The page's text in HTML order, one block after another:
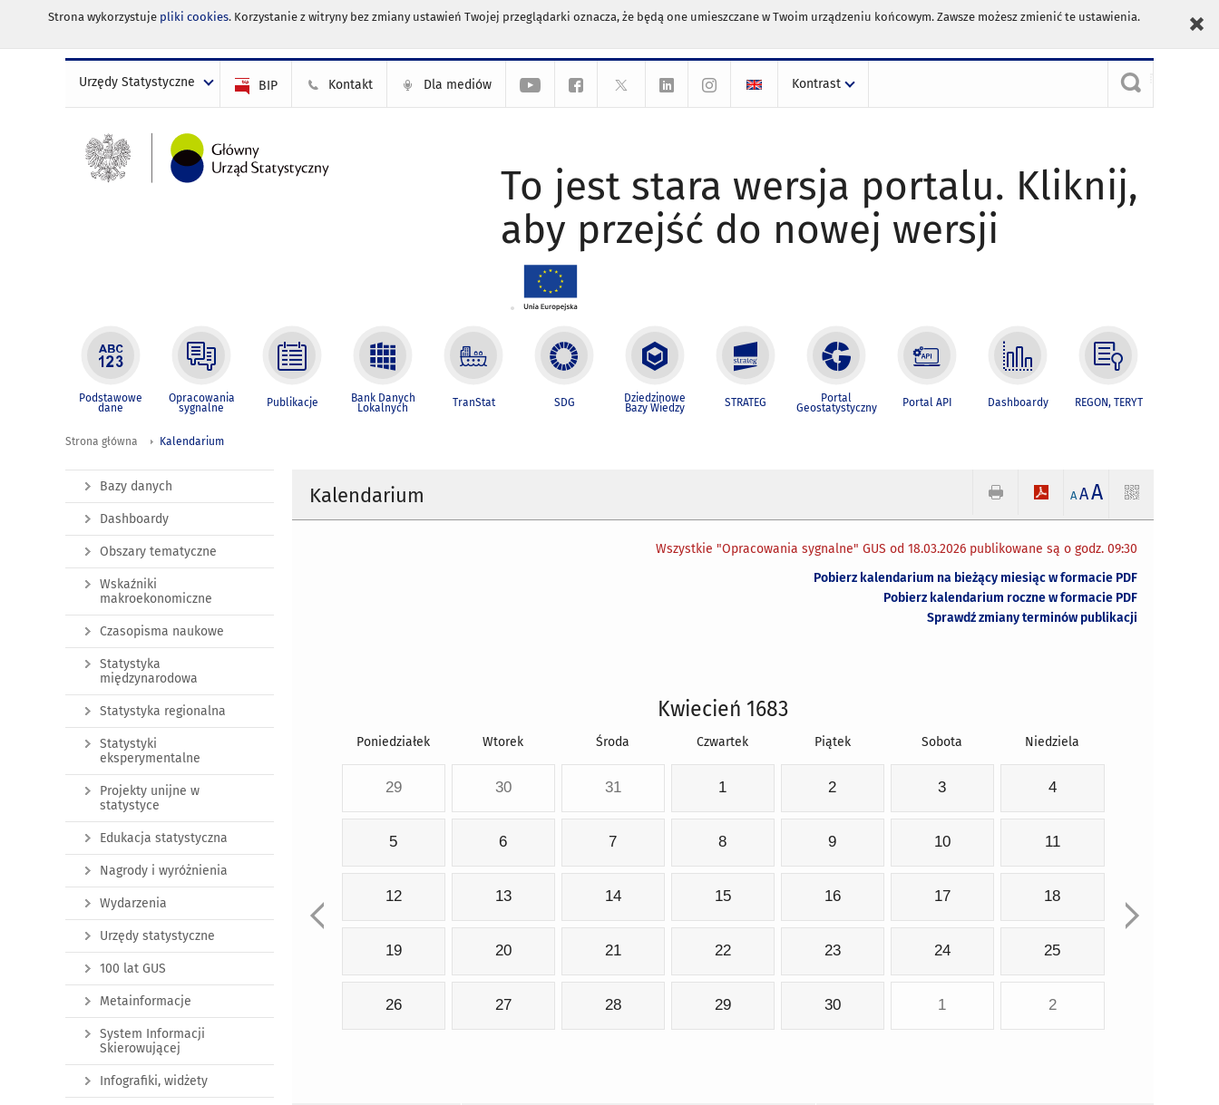
Strona wykorzystuje pliki cookies. Korzystanie z witryny bez zmiany ustawień Twojej przeglądarki oznacza, że będą one umieszczane w Twoim urządzeniu końcowym. Zawsze możesz zmienić te ustawienia.
Urzędy Statystyczne BIP Kontakt Dla mediów Kontrast
To jest stara wersja portalu. Kliknij,
aby przejść do nowej wersji
Podstawowe
dane
Opracowania
sygnalne Publikacje Bank Danych
Lokalnych TranStat SDG Dziedzinowe
Bazy Wiedzy STRATEG Portal
Geostatystyczny Portal API Dashboardy REGON, TERYT
Strona główna Kalendarium
Kalendarium A AA
Wszystkie "Opracowania sygnalne" GUS od 18.03.2026 publikowane są o godz. 09:30
Pobierz kalendarium na bieżący miesiąc w formacie PDF
Pobierz kalendarium roczne w formacie PDF
Sprawdź zmiany terminów publikacji
Kwiecień 1683
Poniedziałek Wtorek Środa Czwartek Piątek Sobota Niedziela
29 30 31 1 2 3 4
5 6 7 8 9 10 11
12 13 14 15 16 17 18
19 20 21 22 23 24 25
26 27 28 29 30 1 2
Bazy danych
Dashboardy
Obszary tematyczne
Wskaźniki
makroekonomiczne
Czasopisma naukowe
Statystyka
międzynarodowa
Statystyka regionalna
Statystyki
eksperymentalne
Projekty unijne w
statystyce
Edukacja statystyczna
Nagrody i wyróżnienia
Wydarzenia
Urzędy statystyczne
100 lat GUS
Metainformacje
System Informacji
Skierowującej
Infografiki, widżety